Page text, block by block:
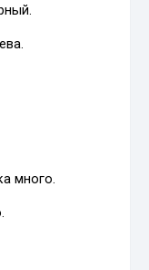
много.